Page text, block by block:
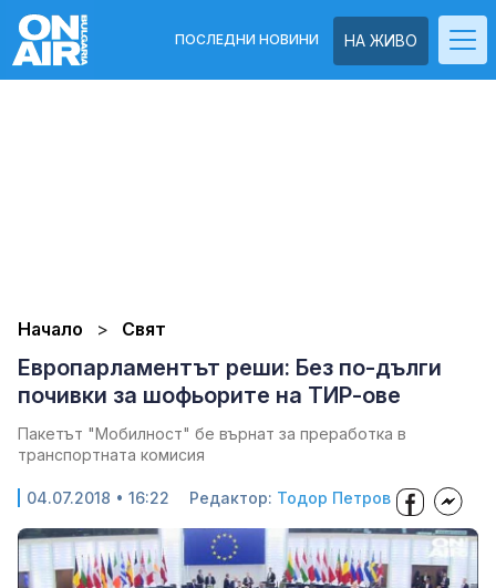
НА ЖИВО
ПОСЛЕДНИ НОВИНИ
Начало Свят
Европарламентът реши: Без по-дълги
почивки за шофьорите на ТИР-ове
Пакетът "Мобилност" бе върнат за преработка в
транспортната комисия
04.07.2018 • 16:22 Редактор: Тодор Петров